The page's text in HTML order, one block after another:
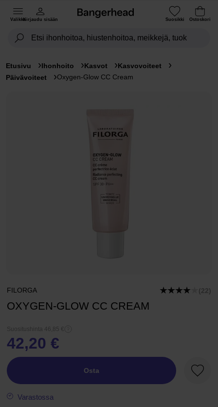
ValikkoKirjaudu sisään Suosikki Ostoskori
Etusivu Ihonhoito Kasvot
Kasvovoiteet
Päivävoiteet
Oxygen-Glow CC Cream
FILORGA (22)
OXYGEN-GLOW CC CREAM
Suositushinta 46,85 €
42,20 €
Osta
Varastossa